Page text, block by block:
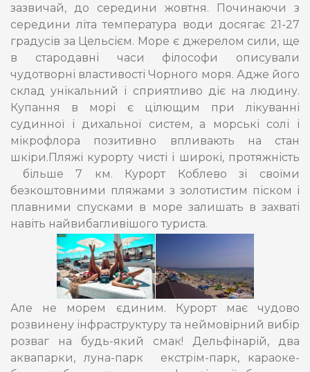
зазвичай, до середини жовтня. Починаючи з
середини літа температура води досягає 21-27
градусів за Цельсієм. Море є джерелом сили, ще
в стародавні часи філософи описували
чудотворні властивості Чорного моря. Адже його
склад унікальний і сприятливо діє на людину.
Купання в морі є цілющим при лікуванні
судинної і дихальної систем, а морські солі і
мікрофлора позитивно впливають на стан
шкіри.Пляжі курорту чисті і широкі, протяжність
більше 7 км. Курорт Коблево зі своїми
безкоштовними пляжами з золотистим піском і
плавними спусками в море залишать в захваті
навіть найвибагливішого туриста.
Але не морем єдиним. Курорт має чудово
розвинену інфраструктуру та неймовірний вибір
розваг на будь-який смак! Дельфінарій, два
аквапарки, луна-парк екстрім-парк, караоке-